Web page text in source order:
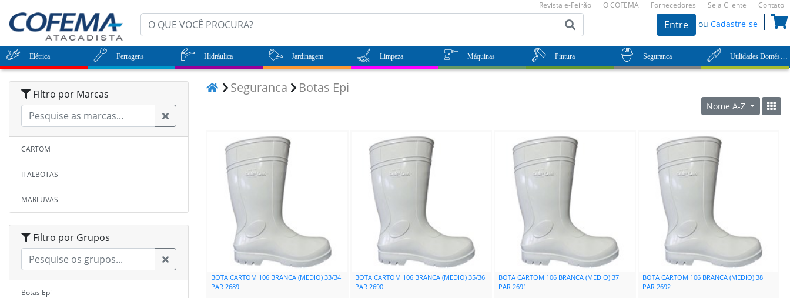
Revista e-Feirão O COFEMA Fornecedores Seja Cliente Contato
Entre ou Cadastre-se
Elétrica Ferragens Hidráulica Jardinagem Limpeza Máquinas Pintura Seguranca Utilidades Domésticas
Filtro por Marcas
CARTOM
ITALBOTAS
MARLUVAS
Filtro por Grupos
Botas Epi
Seguranca Botas Epi
Nome A-Z
BOTA CARTOM 106 BRANCA (MEDIO) 33/34
PAR 2689
BOTA CARTOM 106 BRANCA (MEDIO) 35/36
PAR 2690
BOTA CARTOM 106 BRANCA (MEDIO) 37
PAR 2691
BOTA CARTOM 106 BRANCA (MEDIO) 38
PAR 2692